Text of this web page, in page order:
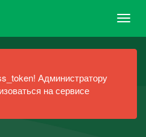
Администратору
на сервисе